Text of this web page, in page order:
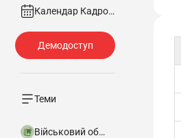
Календар Кадровика
Теми
Військовий облік